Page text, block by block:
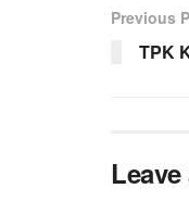
Previous
TPK